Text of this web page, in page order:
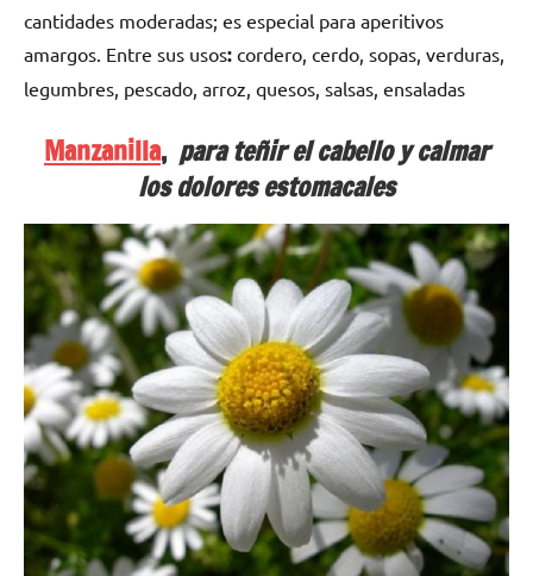
cantidades moderadas; es especial para aperitivos
amargos. Entre sus usos: cordero, cerdo, sopas, verduras,
legumbres, pescado, arroz, quesos, salsas, ensaladas
Manzanilla, para teñir el cabello y calmar
los dolores estomacales